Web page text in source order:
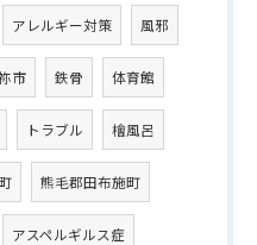
アレルギー対策 風邪
市 鉄骨 体育館
トラブル 檜風呂
熊毛郡田布施町
アスペルギルス症